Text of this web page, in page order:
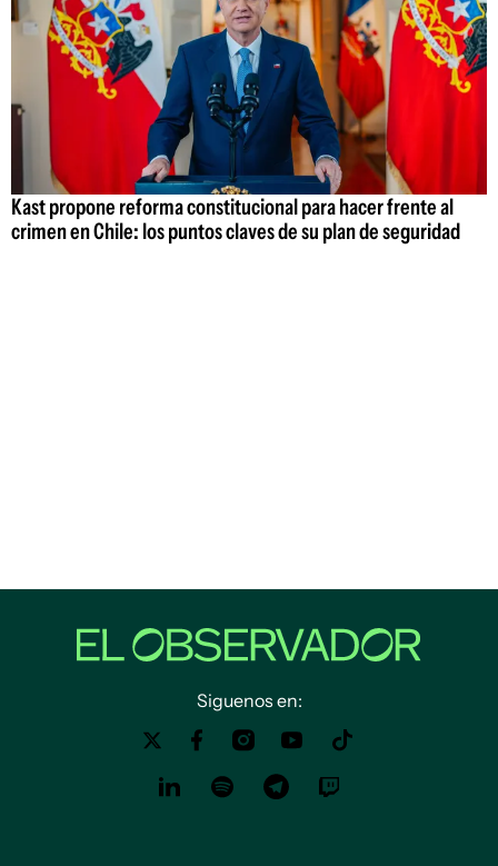
Kast propone reforma constitucional para hacer frente al
crimen en Chile: los puntos claves de su plan de seguridad
Siguenos en: